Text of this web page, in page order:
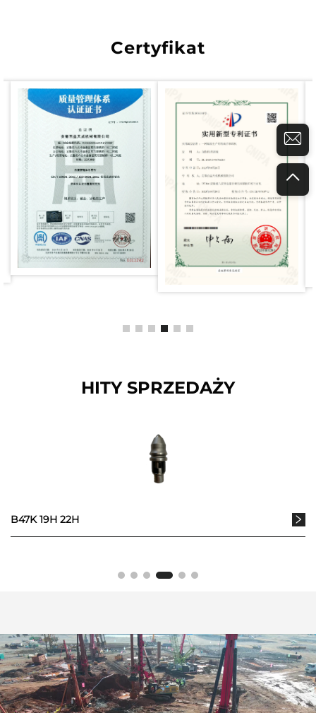
Certyfikat
HITY SPRZEDAŻY
B47K 19H 22H